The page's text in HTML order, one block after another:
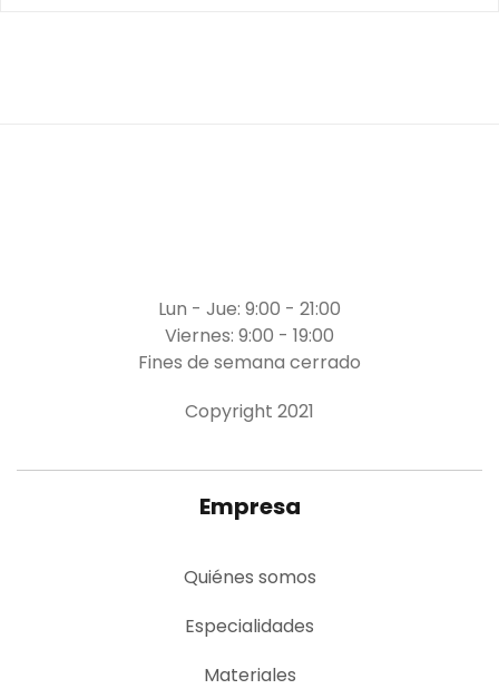
Lun - Jue: 9:00 - 21:00
Viernes: 9:00 - 19:00
Fines de semana cerrado
Copyright 2021
Empresa
Quiénes somos
Especialidades
Materiales